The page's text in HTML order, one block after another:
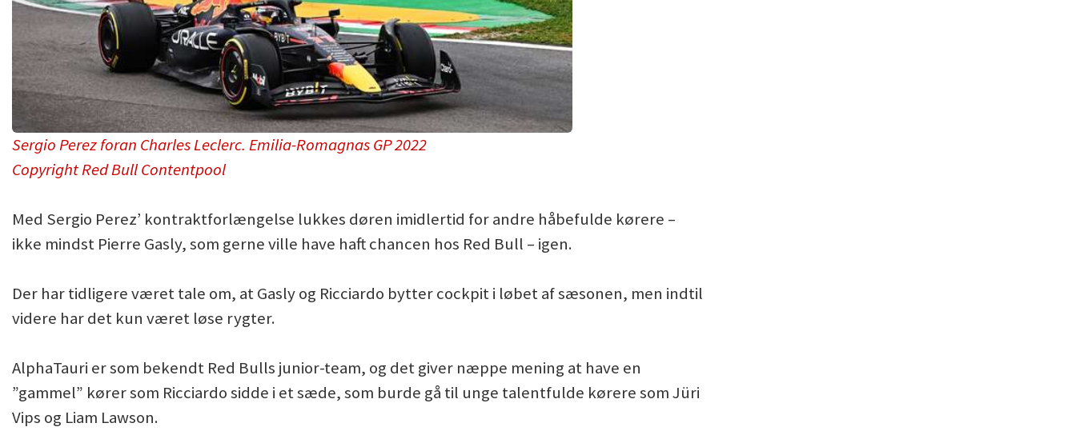
Sergio Perez foran Charles Leclerc. Emilia-Romagnas GP 2022
Copyright Red Bull Contentpool
Med Sergio Perez’ kontraktforlængelse lukkes døren imidlertid for andre håbefulde kørere –
ikke mindst Pierre Gasly, som gerne ville have haft chancen hos Red Bull – igen.
Der har tidligere været tale om, at Gasly og Ricciardo bytter cockpit i løbet af sæsonen, men indtil
videre har det kun været løse rygter.
AlphaTauri er som bekendt Red Bulls junior-team, og det giver næppe mening at have en
”gammel” kører som Ricciardo sidde i et sæde, som burde gå til unge talentfulde kørere som Jüri
Vips og Liam Lawson.